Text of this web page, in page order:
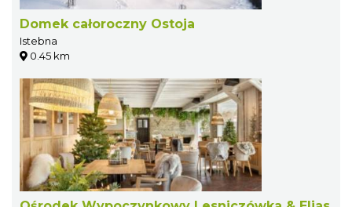
Domek całoroczny Ostoja
Istebna
0.45 km